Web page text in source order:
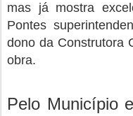
mas já mostra
Pontes
dono da Construtora
obra.
Pelo Município